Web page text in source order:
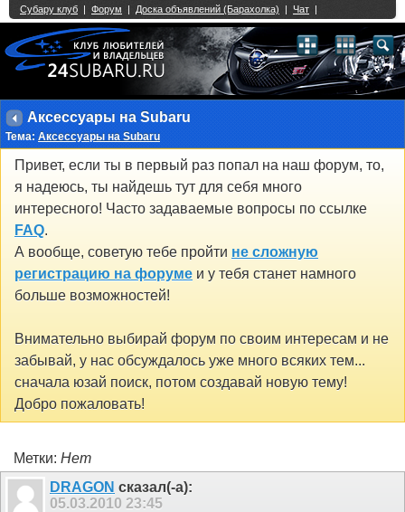
Аксессуары на Subaru
Тема: Аксессуары на Subaru
Привет, если ты в первый раз попал на наш форум, то,
я надеюсь, ты найдешь тут для себя много
интересного! Часто задаваемые вопросы по ссылке
FAQ.
А вообще, советую тебе пройти не сложную
регистрацию на форуме и у тебя станет намного
больше возможностей!
Внимательно выбирай форум по своим интересам и не
забывай, у нас обсуждалось уже много всяких тем...
сначала юзай поиск, потом создавай новую тему!
Добро пожаловать!
Метки: Нет
DRAGON сказал(-а):
05.03.2010 23:45
Single Sign On provided byvBSSO
2 3 4 5 6 7 8 9 10 11 12 13 14 15 16 17 18 21 22 23 24 25 26
27 28 29 30 31 32 33 34 35 36 37 38 39 40 41 42 43